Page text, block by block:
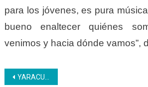
para los jóvenes, es pura
bueno enaltecer quiénes
venimos y hacia dónde vamos”,
Navegación
YARACUY | Inces avanza en creación del PFAP en Derechos Humanos y el Debido Proceso